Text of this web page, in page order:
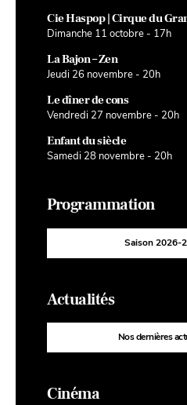
Cie Haspop | Cirque du
Dimanche 11 octobre - 17h
La Bajon – Zen
Jeudi 26 novembre - 20h
Le dîner de cons
Vendredi 27 novembre - 20h
Enfant du siècle
Samedi 28 novembre - 20h
Programmation
Saison 2026-
Actualités
Nos dernières
Cinéma